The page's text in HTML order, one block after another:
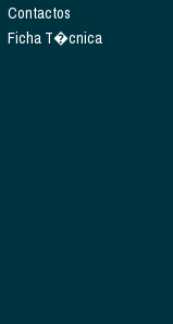
Contactos
Ficha T�cnica